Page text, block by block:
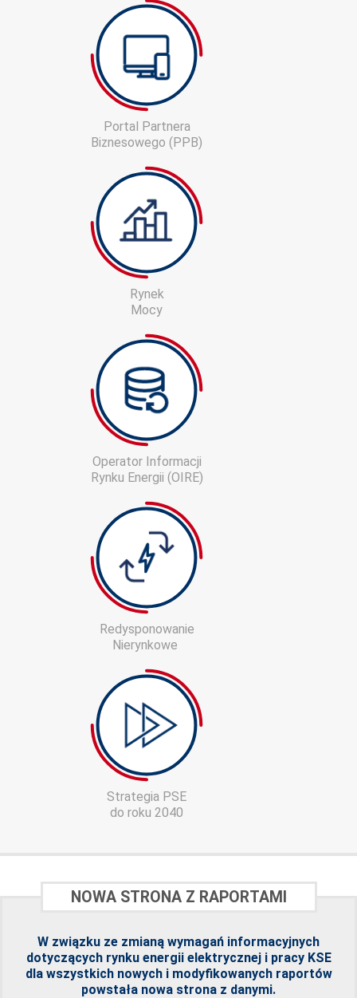
Portal Partnera
Biznesowego (PPB)
Rynek
Mocy
Operator Informacji
Rynku Energii (OIRE)
Redysponowanie
Nierynkowe
Strategia PSE
do roku 2040
NOWA STRONA Z RAPORTAMI
W związku ze zmianą wymagań informacyjnych
dotyczących rynku energii elektrycznej i pracy KSE
dla wszystkich nowych i modyfikowanych raportów
powstała nowa strona z danymi.